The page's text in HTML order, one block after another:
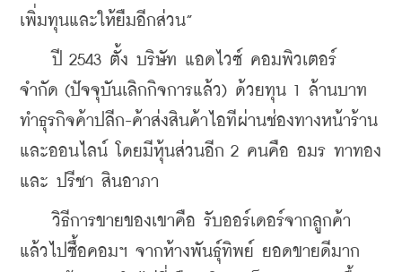
เพิ่มทุนและให้ยืมอีกส่วน”
ปี 2543 ตั้ง บริษัท แอดไวซ์ คอมพิวเตอร์
จำกัด (ปัจจุบันเลิกกิจการแล้ว) ด้วยทุน 1 ล้านบาท
ทำธุรกิจค้าปลีก-ค้าส่งสินค้าไอทีผ่านช่องทางหน้าร้าน
และออนไลน์ โดยมีหุ้นส่วนอีก 2 คนคือ อมร ทาทอง
และ ปรีชา สินอาภา
วิธีการขายของเขาคือ รับออร์เดอร์จากลูกค้า
แล้วไปซื้อคอมฯ จากห้างพันธุ์ทิพย์ ยอดขายดีมาก